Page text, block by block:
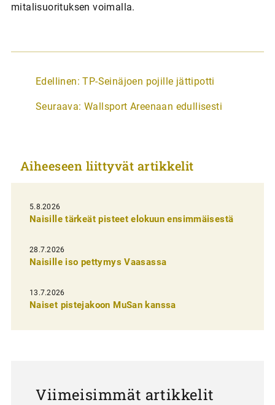
mitalisuorituksen voimalla.
A
t
k
e
l
i
e
n
e
Edellinen: TP-Seinäjoen pojille jättipotti
Seuraava: Wallsport Areenaan edullisesti
Aiheeseen liittyvät artikkelit
5.8.2026
Naisille tärkeät pisteet elokuun ensimmäisestä
28.7.2026
Naisille iso pettymys Vaasassa
13.7.2026
Naiset pistejakoon MuSan kanssa
Viimeisimmät artikkelit